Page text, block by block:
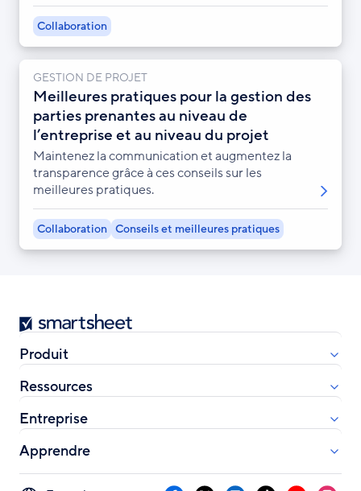
Collaboration
GESTION DE PROJET
Meilleures pratiques pour la gestion des
parties prenantes au niveau de
l’entreprise et au niveau du projet
Maintenez la communication et augmentez la
transparence grâce à ces conseils sur les
meilleures pratiques.
Collaboration Conseils et meilleures pratiques
Smartsheet
Produit
Ressources
Entreprise
Apprendre